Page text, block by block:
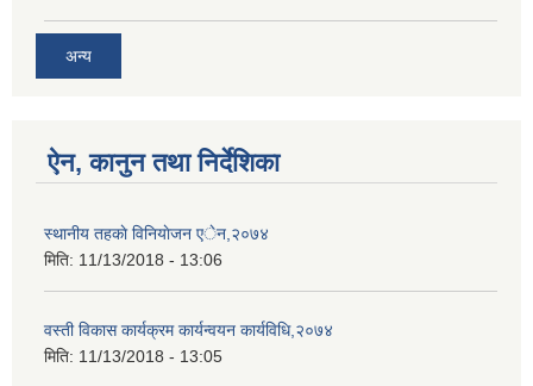
अन्य
ऐन, कानुन तथा निर्देशिका
स्थानीय तहकाे विनियाेजन एेन,२०७४
मिति: 11/13/2018 - 13:06
वस्ती विकास कार्यक्रम कार्यन्वयन कार्यविधि,२०७४
मिति: 11/13/2018 - 13:05